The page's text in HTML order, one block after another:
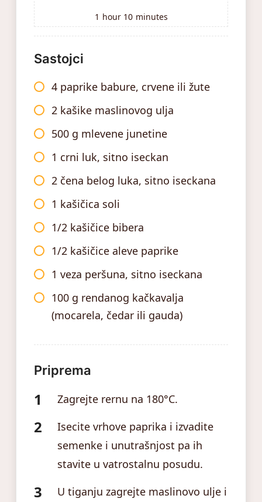
1 hour 10 minutes
Sastojci
4 paprike babure, crvene ili žute
2 kašike maslinovog ulja
500 g mlevene junetine
1 crni luk, sitno iseckan
2 čena belog luka, sitno iseckana
1 kašičica soli
1/2 kašičice bibera
1/2 kašičice aleve paprike
1 veza peršuna, sitno iseckana
100 g rendanog kačkavalja
(mocarela, čedar ili gauda)
Priprema
Zagrejte rernu na 180°C.
Isecite vrhove paprika i izvadite
semenke i unutrašnjost pa ih
stavite u vatrostalnu posudu.
U tiganju zagrejte maslinovo ulje i